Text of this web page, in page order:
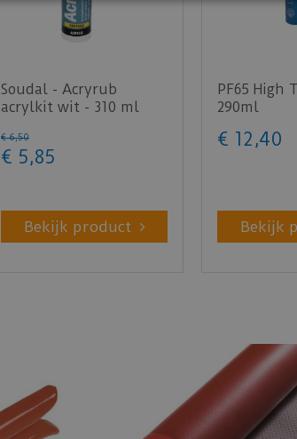
Soudal - Acryrub
acrylkit wit - 310 ml
€ 6,50
€ 5,85
Bekijk product
PF65 High
290ml
€ 12 ,40
Bekijk